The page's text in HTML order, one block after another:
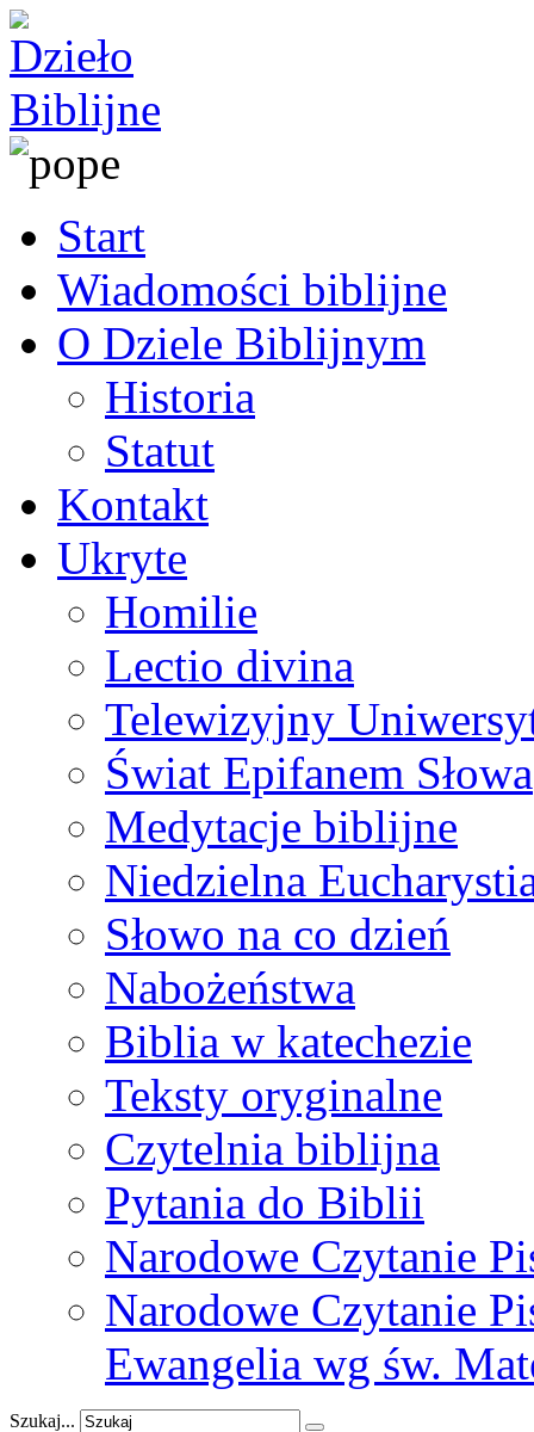
Start
Wiadomości biblijne
O Dziele Biblijnym
Historia
Statut
Kontakt
Ukryte
Homilie
Lectio divina
Telewizyjny
Świat Epifanem Słowa
Medytacje biblijne
Niedzielna
Słowo na co dzień
Nabożeństwa
Biblia w katechezie
Teksty oryginalne
Czytelnia biblijna
Pytania do Biblii
Narodowe Czytanie
Narodowe Czytanie
Ewangelia wg św.
Szukaj...